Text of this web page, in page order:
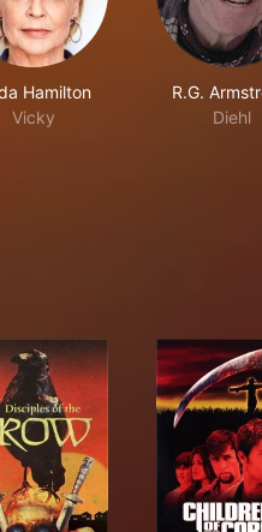
Hamilton
Vicky
R.G.
Diehl